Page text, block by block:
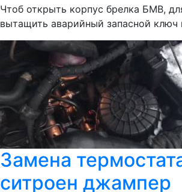
Чтоб открыть корпус брелка БМВ,
вытащить аварийный запасной ключ
Замена
ситроен джампер